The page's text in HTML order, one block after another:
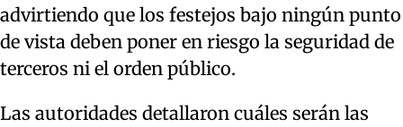
advirtiendo que los festejos bajo ningún punto
de vista deben poner en riesgo la seguridad de
terceros ni el orden público.
Las autoridades detallaron cuáles serán las